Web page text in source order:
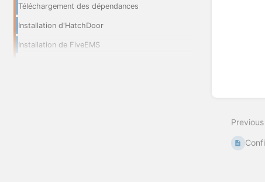
Téléchargement des dépendances
Installation d'HatchDoor
Installation de FiveEMS
Previous